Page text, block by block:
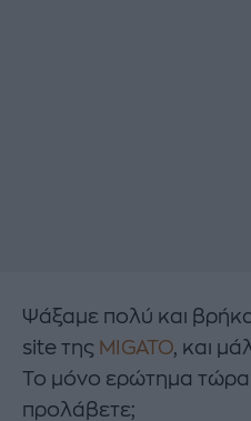
Ψάξαμε πολύ και
site της MIGATO, και
Το μόνο ερώτημα τώρα
προλάβετε;